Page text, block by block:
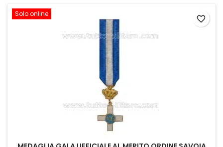
Solo online
favorite_border